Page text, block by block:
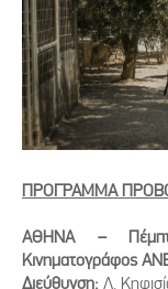
ΠΡΟΓΡΑΜΜΑ
ΑΘΗΝΑ –
Κινηματογράφος
Διεύθυνση: Λ.